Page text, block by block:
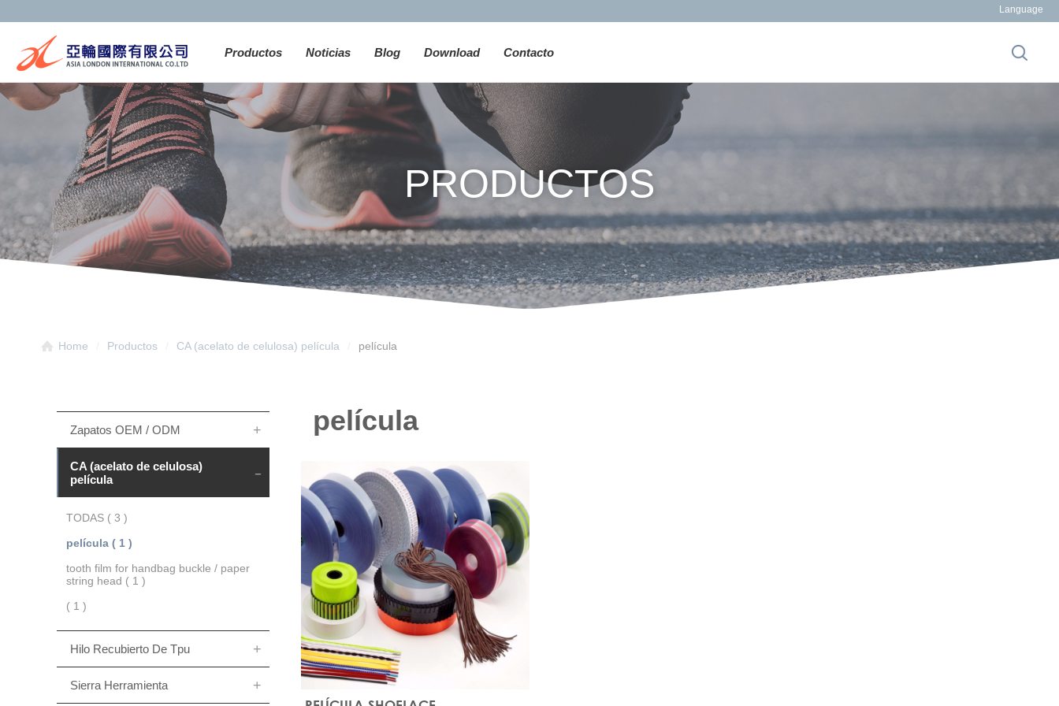
Productos Noticias Blog Download Contacto
Language
PRODUCTOS
Home Productos CA (acelato de celulosa) película película
Zapatos OEM / ODM
CA (acelato de celulosa)
película
TODAS ( 3 )
película ( 1 )
tooth film for handbag buckle / paper
string head ( 1 )
( 1 )
Hilo Recubierto De Tpu
Sierra Herramienta
película